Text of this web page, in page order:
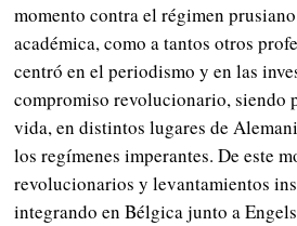
momento contra el régimen
académica, como a tantos otros
centró en el periodismo y en las
compromiso revolucionario, siendo
vida, en distintos lugares de
los regímenes imperantes. De este
revolucionarios y levantamientos
integrando en Bélgica junto a